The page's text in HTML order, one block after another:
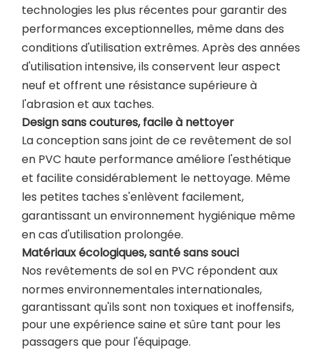
technologies les plus récentes pour garantir des
performances exceptionnelles, même dans des
conditions d'utilisation extrêmes. Après des années
d'utilisation intensive, ils conservent leur aspect
neuf et offrent une résistance supérieure à
l'abrasion et aux taches.
Design sans coutures, facile à nettoyer
La conception sans joint de ce revêtement de sol
en PVC haute performance améliore l'esthétique
et facilite considérablement le nettoyage. Même
les petites taches s'enlèvent facilement,
garantissant un environnement hygiénique même
en cas d'utilisation prolongée.
Matériaux écologiques, santé sans souci
Nos revêtements de sol en PVC répondent aux
normes environnementales internationales,
garantissant qu'ils sont non toxiques et inoffensifs,
pour une expérience saine et sûre tant pour les
passagers que pour l'équipage.